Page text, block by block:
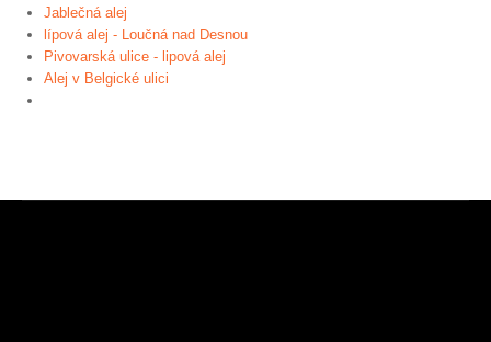
Jablečná alej
lípová alej - Loučná nad Desnou
Pivovarská ulice - lipová alej
Alej v Belgické ulici